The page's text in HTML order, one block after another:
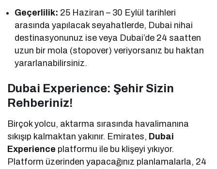
Geçerlilik: 25 Haziran – 30 Eylül tarihleri
arasında yapılacak seyahatlerde, Dubai nihai
destinasyonunuz ise veya Dubai’de 24 saatten
uzun bir mola (stopover) veriyorsanız bu haktan
yararlanabilirsiniz.
Dubai Experience: Şehir Sizin
Rehberiniz!
Birçok yolcu, aktarma sırasında havalimanına
sıkışıp kalmaktan yakınır. Emirates, Dubai
Experience platformu ile bu klişeyi yıkıyor.
Platform üzerinden yapacağınız planlamalarla, 24